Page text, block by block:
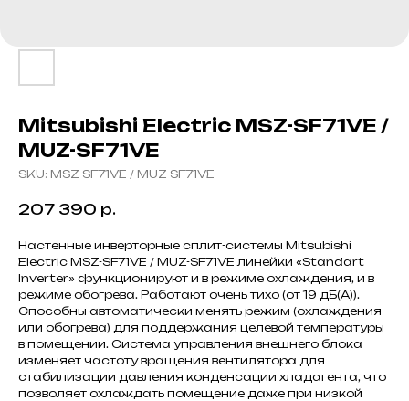
Mitsubishi Electric MSZ-SF71VE /
MUZ-SF71VE
SKU: MSZ-SF71VE / MUZ-SF71VE
207 390 р.
Настенные инверторные сплит-системы Mitsubishi
Electric MSZ-SF71VE / MUZ-SF71VE линейки «Standart
Inverter» функционируют и в режиме охлаждения, и в
режиме обогрева. Работают очень тихо (от 19 дБ(А)).
Способны автоматически менять режим (охлаждения
или обогрева) для поддержания целевой температуры
в помещении. Система управления внешнего блока
изменяет частоту вращения вентилятора для
стабилизации давления конденсации хладагента, что
позволяет охлаждать помещение даже при низкой